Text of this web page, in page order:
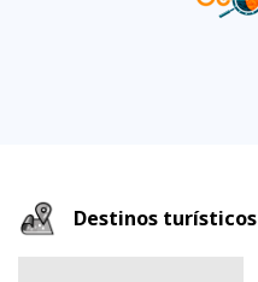
Destinos turísticos